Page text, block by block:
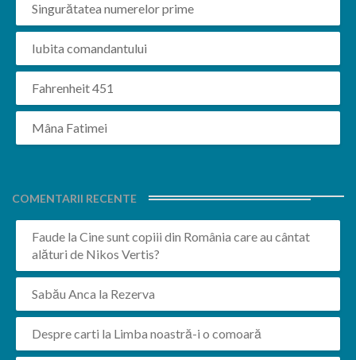
Singurătatea numerelor prime
Iubita comandantului
Fahrenheit 451
Mâna Fatimei
COMENTARII RECENTE
Faude la Cine sunt copiii din România care au cântat
alături de Nikos Vertis?
Sabău Anca la Rezerva
Despre carti la Limba noastră-i o comoară